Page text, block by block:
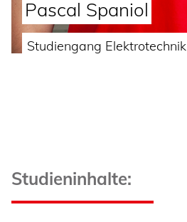
Pascal Spaniol
Studiengang Elektrotechnik
Studieninhalte: